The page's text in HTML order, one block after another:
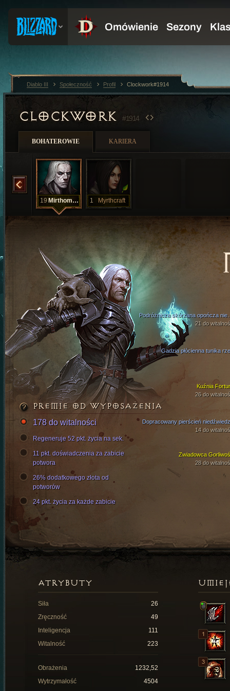
CLOCKWORK #1914
BOHATEROWIE KARIERA
19 Mirthomancer 1 Myrthcraft
Gadzia płócienna tunika
Kuźnia
26 do
Podróżnicza
21 do
Zwiadowca
28 do
Dopracowany pierścień
14 do
PREMIE OD WYPOSAŻENIA
178 do witalności
Regeneruje 52 pkt. życia na sek.
11 pkt. doświadczenia za zabicie
potwora
26% dodatkowego złota od
potworów
24 pkt. życia za każde zabicie
ATRYBUTY
Siła
26
Zręczność
49
Inteligencja
111
Witalność
223
Obrażenia
1232,52
Wytrzymałość
4504
Diablo III Społeczność Profil Clockwork#1914